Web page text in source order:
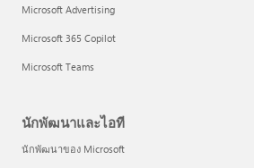
Microsoft Advertising
Microsoft 365 Copilot
Microsoft Teams
นักพัฒนาและไอที
นักพัฒนาของ Microsoft